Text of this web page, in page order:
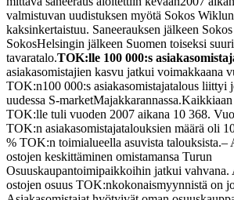
valmistuvan uudistuksen myötä Sokos
kaksinkertaistuu. Saneerauksen jälkeen
SokosHelsingin jälkeen Suomen toiseksi
tavaratalo.TOK:lle 100 000:s
asiakasomistajien kasvu jatkui voimakkaana
TOK:n100 000:s asiakasomistajatalous liittyi
uudessa S-marketMajakkarannassa.Kaikkiaan
TOK:lle tuli vuoden 2007 aikana 10 368.
TOK:n asiakasomistajatalouksien määrä oli
% TOK:n toimialueella asuvista talouksista.–
ostojen keskittäminen omistamansa Turun
Osuuskaupantoimipaikkoihin jatkui vahvana.
ostojen osuus TOK:nkokonaismyynnistä on